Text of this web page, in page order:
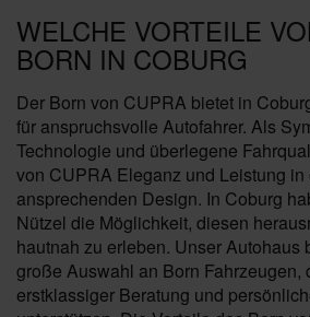
WELCHE VORTEILE
BORN IN COBURG
Der Born von CUPRA bietet in
für anspruchsvolle Autofahrer. Als
Technologie und überlegene
von CUPRA Eleganz und Leistung in
ansprechenden Design. In Coburg
Nützel die Möglichkeit, diesen
hautnah zu erleben. Unser Autohaus
große Auswahl an Born Fahrzeugen,
erstklassiger Beratung und